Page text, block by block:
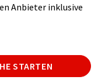
Anbieter inklusive
STARTEN